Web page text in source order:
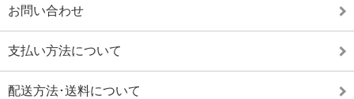
お問い合わせ
支払い方法について
配送方法･送料について